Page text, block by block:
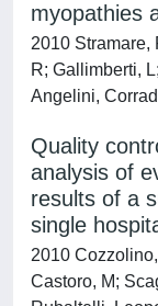
myopathies
2010 Stramare,
R; Gallimberti,
Angelini,
Quality
analysis of
results of a
single
2010
Castoro, M;